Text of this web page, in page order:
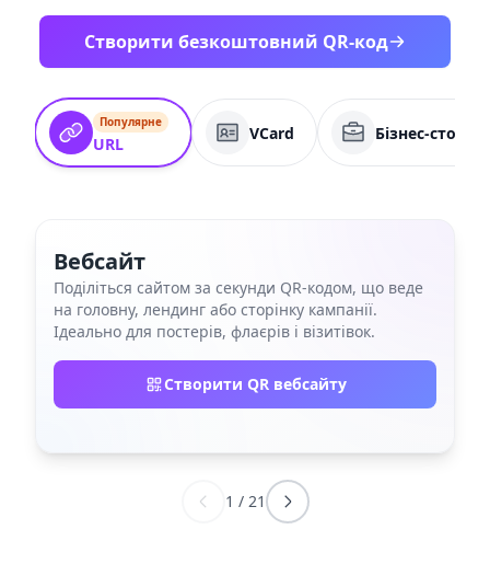
Створити безкоштовний QR-код
Популярне
URL
VCard Бізнес-
Вебсайт
Поділіться сайтом за секунди QR‑кодом, що веде
на головну, лендинг або сторінку кампанії.
Ідеально для постерів, флаєрів і візитівок.
Створити QR вебсайту
1 / 21